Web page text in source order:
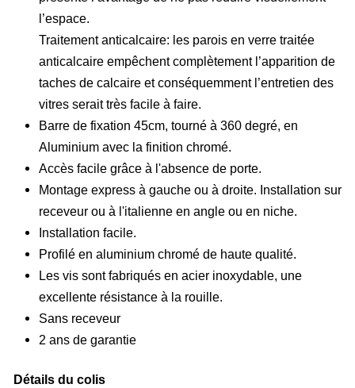
l’espace.
Traitement anticalcaire: les parois en verre traitée
anticalcaire empêchent complètement l’apparition de
taches de calcaire et conséquemment l’entretien des
vitres serait très facile à faire.
Barre de fixation 45cm, tourné à 360 degré, en
Aluminium avec la finition chromé.
Accès facile grâce à l'absence de porte.
Montage express à gauche ou à droite. Installation sur
receveur ou à l'italienne en angle ou en niche.
Installation facile.
Profilé en aluminium chromé de haute qualité.
Les vis sont fabriqués en acier inoxydable, une
excellente résistance à la rouille.
Sans receveur
2 ans de garantie
Détails du colis